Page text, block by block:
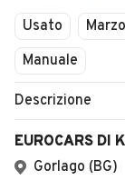
Usato
Manuale
Descrizione
EUROCARS DI
Gorlago (BG)